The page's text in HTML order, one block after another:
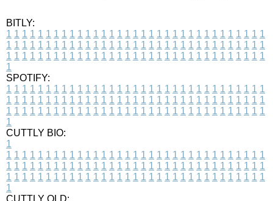
BITLY:
1 1 1 1 1 1 1 1 1 1 1 1 1 1 1 1 1 1 1 1 1 1 1 1 1 1 1 1 1 1 1 1 1
1 1 1 1 1 1 1 1 1 1 1 1 1 1 1 1 1 1 1 1 1 1 1 1 1 1 1 1 1 1 1 1 1
1 1 1 1 1 1 1 1 1 1 1 1 1 1 1 1 1 1 1 1 1 1 1 1 1 1 1 1 1 1 1 1 1
1
SPOTIFY:
1 1 1 1 1 1 1 1 1 1 1 1 1 1 1 1 1 1 1 1 1 1 1 1 1 1 1 1 1 1 1 1 1
1 1 1 1 1 1 1 1 1 1 1 1 1 1 1 1 1 1 1 1 1 1 1 1 1 1 1 1 1 1 1 1 1
1 1 1 1 1 1 1 1 1 1 1 1 1 1 1 1 1 1 1 1 1 1 1 1 1 1 1 1 1 1 1 1 1
1
CUTTLY BIO:
1
1 1 1 1 1 1 1 1 1 1 1 1 1 1 1 1 1 1 1 1 1 1 1 1 1 1 1 1 1 1 1 1 1
1 1 1 1 1 1 1 1 1 1 1 1 1 1 1 1 1 1 1 1 1 1 1 1 1 1 1 1 1 1 1 1 1
1 1 1 1 1 1 1 1 1 1 1 1 1 1 1 1 1 1 1 1 1 1 1 1 1 1 1 1 1 1 1 1 1
1
CUTTLY OLD: